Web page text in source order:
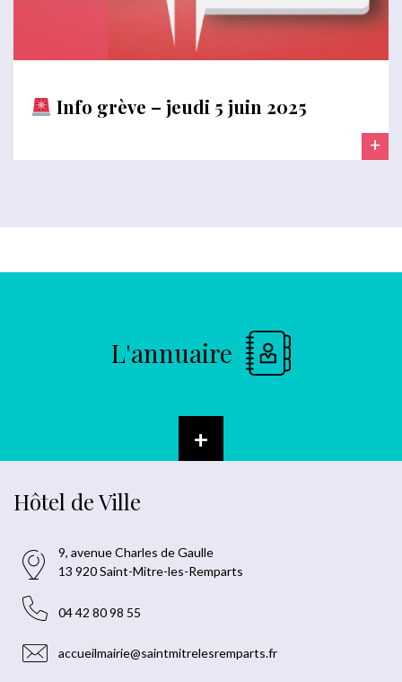
Info grève – jeudi 5 juin 2025
+
L'annuaire
+
Hôtel de Ville
9, avenue Charles de Gaulle
13 920 Saint-Mitre-les-Remparts
04 42 80 98 55
accueilmairie@saintmitrelesremparts.fr